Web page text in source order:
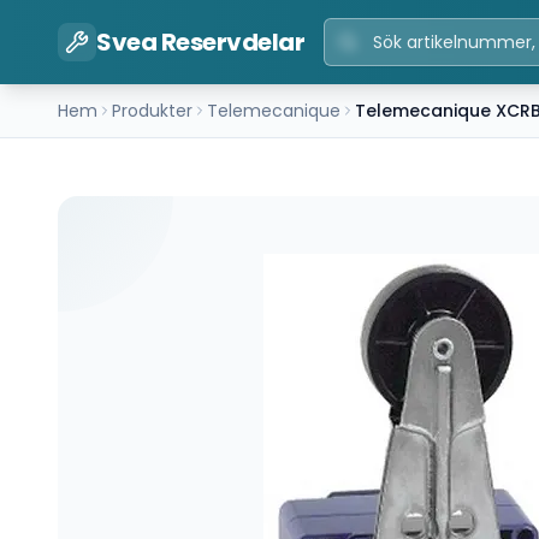
Svea Reservdelar
Hem Produkter Telemecanique Telemecanique